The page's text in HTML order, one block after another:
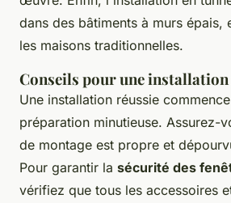
dans des bâtiments à murs épais,
les maisons traditionnelles.
Conseils pour une
Une installation réussie
préparation minutieuse. Assurez-
de montage est propre et
Pour garantir la sécurité des
vérifiez que tous les accessoires